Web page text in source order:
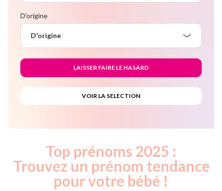
D'origine
D'origine
Top prénoms 2025 :
Trouvez un prénom tendance
pour votre bébé !